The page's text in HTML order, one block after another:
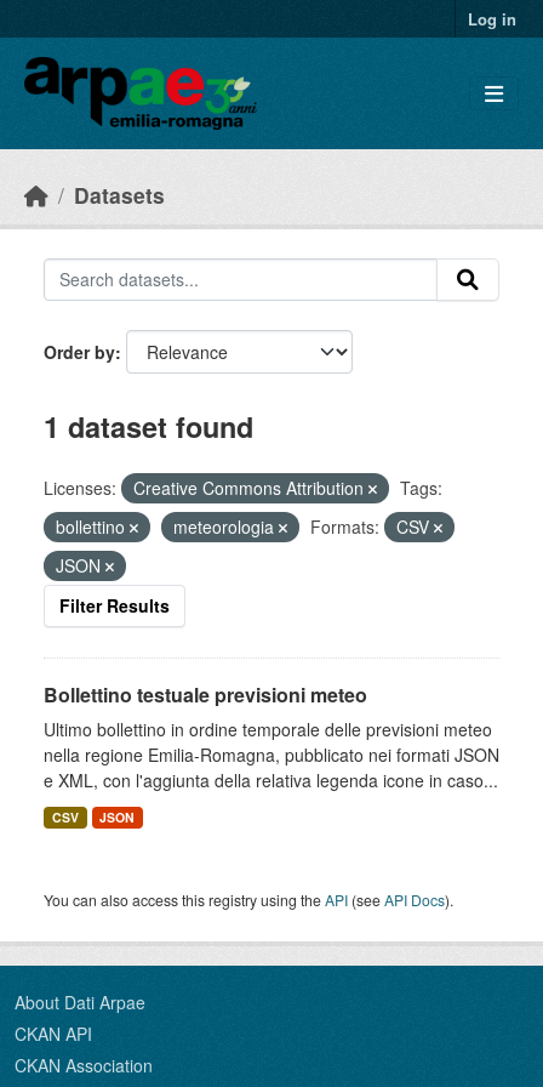
Log in
Datasets
Order by
1 dataset found
Licenses: Creative Commons Attribution
Tags:
bollettino
meteorologia Formats:
CSV
JSON
Filter Results
Bollettino testuale previsioni meteo
Ultimo bollettino in ordine temporale delle previsioni meteo
nella regione Emilia-Romagna, pubblicato nei formati JSON
e XML, con l'aggiunta della relativa legenda icone in caso...
CSV JSON
You can also access this registry using theAPI (seeAPI Docs).
About Dati Arpae
CKAN API
CKAN Association